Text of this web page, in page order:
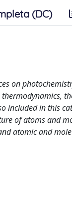
(DC)
on
in this
of atoms and
atomic and